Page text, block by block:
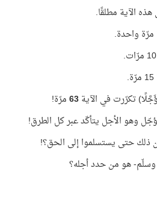
الآية مطلقًا.
واحدة.
تكرّرت في الآية63مرّة!
ذلك حتى يستسلموا إلى الحق؟!
هو من حدد أجله؟